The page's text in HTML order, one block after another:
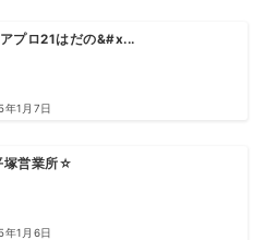
アプロ21はだの&#x...
年1月7日
営業所☆
年1月6日